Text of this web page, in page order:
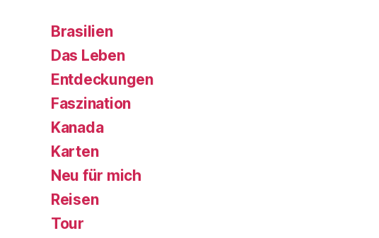
Brasilien
Das Leben
Entdeckungen
Faszination
Kanada
Karten
Neu für mich
Reisen
Tour